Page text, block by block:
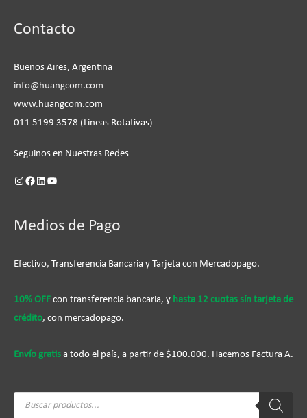
Contacto
Buenos Aires, Argentina
info@huangcom.com
www.huangcom.com
011 5199 3578 (Lineas Rotativas)
Seguinos en Nuestras Redes
Medios de Pago
Efectivo, Transferencia Bancaria y Tarjeta con Mercadopago.
10% OFF con transferencia bancaria, y hasta 12 cuotas sín tarjeta de
crédito, con mercadopago.
Envío gratis a todo el país, a partir de $100.000. Hacemos Factura A.
Búsqueda